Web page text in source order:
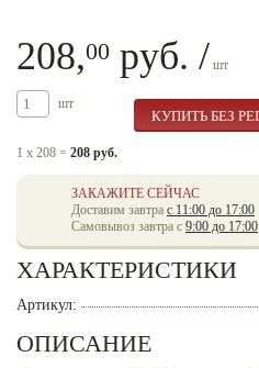
208,00 руб. / шт
шт
1 x 208 = 208 руб.
ЗАКАЖИТЕ СЕЙЧАС
Доставим завтра с 11:00 до 17:00
Самовывоз завтра с 9:00 до 17:00
ХАРАКТЕРИСТИКИ
Артикул:
ОПИСАНИЕ